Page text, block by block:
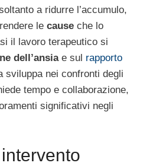
a ridurre l’accumulo,
le cause che lo
il lavoro terapeutico si
dell’ansiae sul rapporto
sviluppa nei confronti degli
tempo e collaborazione,
significativi negli